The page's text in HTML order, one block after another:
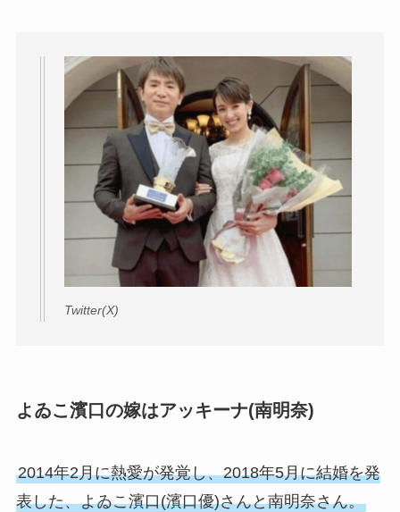
Twitter(X)
よゐこ濱口の嫁はアッキーナ(南明奈)
2014年2月に熱愛が発覚し、2018年5月に結婚を発
表した、よゐこ濱口(濱口優)さんと南明奈さん。